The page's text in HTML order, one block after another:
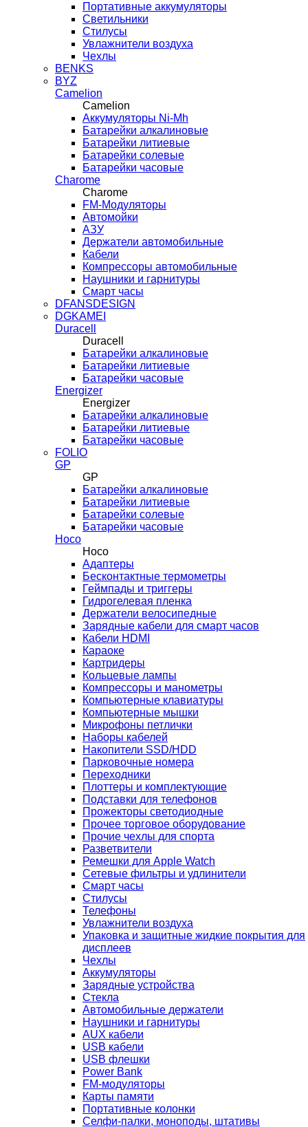
Портативные аккумуляторы
Светильники
Стилусы
Увлажнители воздуха
Чехлы
BENKS
BYZ
Camelion
Camelion
Аккумуляторы Ni-Mh
Батарейки алкалиновые
Батарейки литиевые
Батарейки солевые
Батарейки часовые
Charome
Charome
FM-Модуляторы
Автомойки
АЗУ
Держатели автомобильные
Кабели
Компрессоры автомобильные
Наушники и гарнитуры
Смарт часы
DFANSDESIGN
DGKAMEI
Duracell
Duracell
Батарейки алкалиновые
Батарейки литиевые
Батарейки часовые
Energizer
Energizer
Батарейки алкалиновые
Батарейки литиевые
Батарейки часовые
FOLIO
GP
GP
Батарейки алкалиновые
Батарейки литиевые
Батарейки солевые
Батарейки часовые
Hoco
Hoco
Адаптеры
Бесконтактные термометры
Геймпады и триггеры
Гидрогелевая пленка
Держатели велосипедные
Зарядные кабели для смарт часов
Кабели HDMI
Караоке
Картридеры
Кольцевые лампы
Компрессоры и манометры
Компьютерные клавиатуры
Компьютерные мышки
Микрофоны петлички
Наборы кабелей
Накопители SSD/HDD
Парковочные номера
Переходники
Плоттеры и комплектующие
Подставки для телефонов
Прожекторы светодиодные
Прочее торговое оборудование
Прочие чехлы для спорта
Разветвители
Ремешки для Apple Watch
Сетевые фильтры и удлинители
Смарт часы
Стилусы
Телефоны
Увлажнители воздуха
Упаковка и защитные жидкие покрытия для
дисплеев
Чехлы
Аккумуляторы
Зарядные устройства
Стекла
Автомобильные держатели
Наушники и гарнитуры
AUX кабели
USB кабели
USB флешки
Power Bank
FM-модуляторы
Карты памяти
Портативные колонки
Селфи-палки, моноподы, штативы